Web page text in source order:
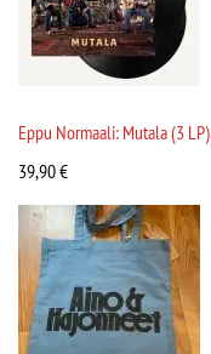
Eppu Normaali: Mutala (3 LP)
39,90€